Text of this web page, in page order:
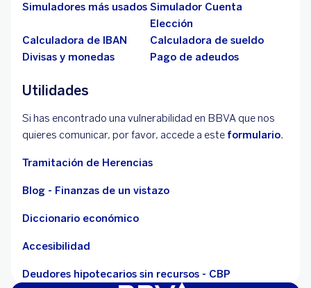
Simuladores más usados Simulador Cuenta
Elección
Calculadora de IBAN
Calculadora de sueldo
Divisas y monedas
Pago de adeudos
Utilidades
Si has encontrado una vulnerabilidad en BBVA que nos
quieres comunicar, por favor, accede a este formulario.
Tramitación de Herencias
Blog - Finanzas de un vistazo
Diccionario económico
Accesibilidad
Deudores hipotecarios sin recursos - CBP